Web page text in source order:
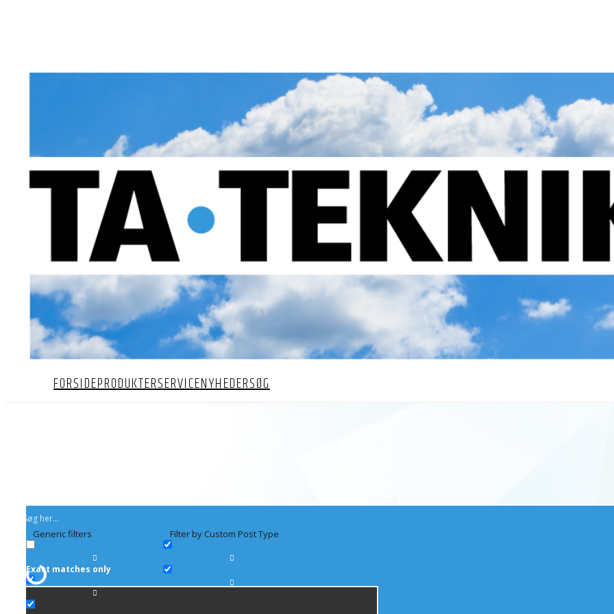
FORSIDEPRODUKTERSERVICENYHEDERSØG
Generic filters
Exact matches only
Filter by Custom Post Type